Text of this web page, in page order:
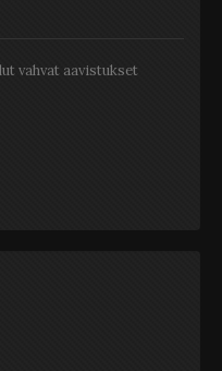
vahvat aavistukset